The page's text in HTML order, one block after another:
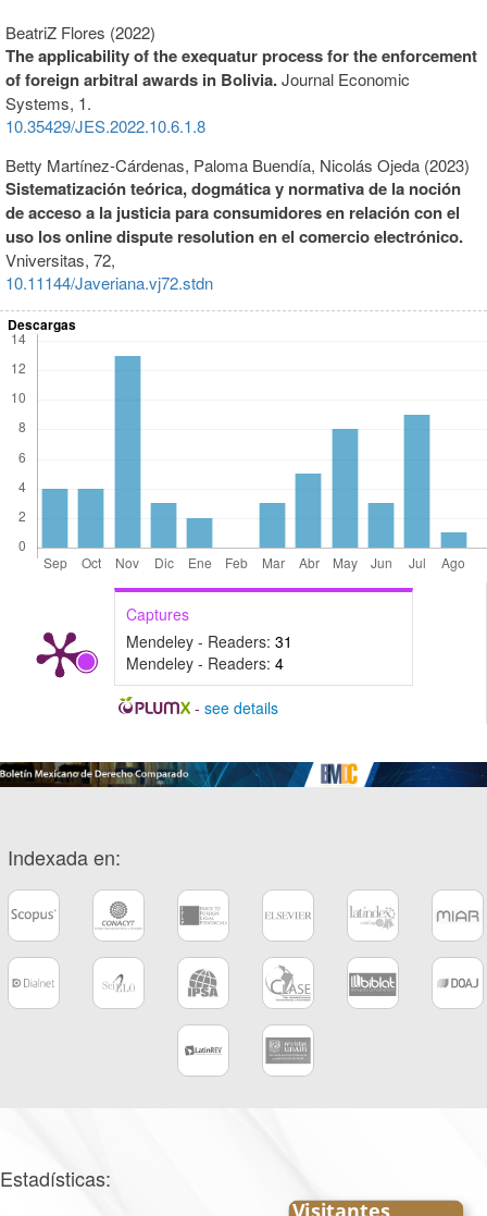
BeatriZ Flores (2022)
The applicability of the exequatur process for the enforcement
of foreign arbitral awards in Bolivia.Journal Economic
Systems, 1.
10.35429/JES.2022.10.6.1.8
Betty Martínez-Cárdenas, Paloma Buendía, Nicolás Ojeda (2023)
Sistematización teórica, dogmática y normativa de la noción
de acceso a la justicia para consumidores en relación con el
uso los online dispute resolution en el comercio electrónico.
Vniversitas, 72,
10.11144/Javeriana.vj72.stdn
Descargas
Captures
Mendeley - Readers: 31
Mendeley - Readers: 4
- see details
Indexada en:
Estadísticas: